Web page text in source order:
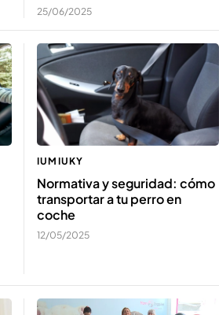
25/06/2025
IUMIUKY
Normativa y seguridad: cómo
transportar a tu perro en
coche
12/05/2025